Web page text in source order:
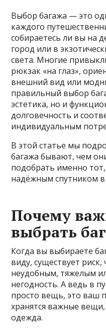
Выбор багажа — это
каждого
собираетесь ли вы на
город или в
света. Многие
рюкзак «на глаз»,
внешний вид или
правильный выбор
эстетика, но и
долговечность и
индивидуальным
В этой статье мы
багажа бывают, чем
подобрать именно
надёжным спутником в
Почему
выбрать
Когда вы выбираете
виду, существует риск,
неудобным, тяжелым
негодность. А ведь в
просто вещь, это ваш
хранятся важные
одежда.